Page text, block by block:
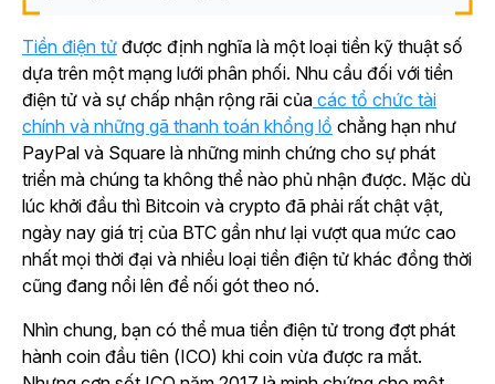
Tiền điện tử được định nghĩa là một loại tiền kỹ thuật số
dựa trên một mạng lưới phân phối. Nhu cầu đối với tiền
điện tử và sự chấp nhận rộng rãi của các tổ chức tài
chính và những gã thanh toán khổng lồ chẳng hạn như
PayPal và Square là những minh chứng cho sự phát
triển mà chúng ta không thể nào phủ nhận được. Mặc dù
lúc khởi đầu thì Bitcoin và crypto đã phải rất chật vật,
ngày nay giá trị của BTC gần như lại vượt qua mức cao
nhất mọi thời đại và nhiều loại tiền điện tử khác đồng thời
cũng đang nổi lên để nối gót theo nó.
Nhìn chung, bạn có thể mua tiền điện tử trong đợt phát
hành coin đầu tiên (ICO) khi coin vừa được ra mắt.